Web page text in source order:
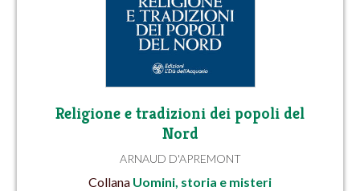
Religione e tradizioni dei popoli del
Nord
ARNAUD D'APREMONT
Collana Uomini, storia e misteri